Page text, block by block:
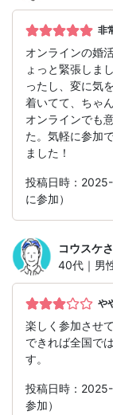
非
オンラインの婚
ょっと緊張しま
ったし、変に気
着いてて、ちゃ
オンラインでも
た。気軽に参加
ました！
投稿日時：
に参加）
コウスケ
40代｜男
や
楽しく参加させ
できれば全国で
す。
投稿日時：
参加）